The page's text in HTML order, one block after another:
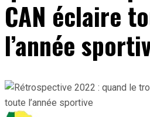
CAN éclaire
l’année